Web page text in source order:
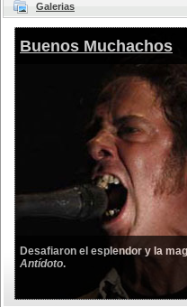
Galerias
Buenos Muchachos
Desafiaron el esplendor y la
Antídoto.